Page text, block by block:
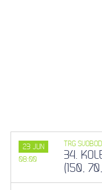
23 JUN
08:00
TRG
34.
(150,